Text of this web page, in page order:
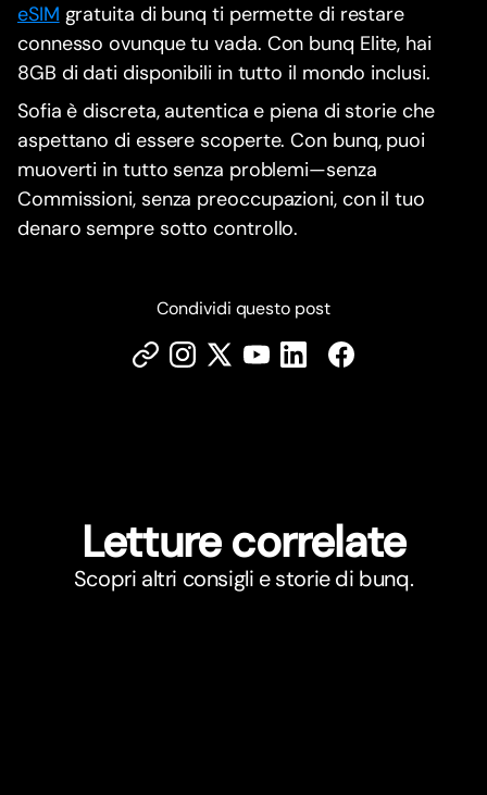
eSIM gratuita di bunq ti permette di restare
connesso ovunque tu vada. Con bunq Elite, hai
8GB di dati disponibili in tutto il mondo inclusi.
Sofia è discreta, autentica e piena di storie che
aspettano di essere scoperte. Con bunq, puoi
muoverti in tutto senza problemi—senza
Commissioni, senza preoccupazioni, con il tuo
denaro sempre sotto controllo.
Condividi questo post
Letture correlate
Scopri altri consigli e storie di bunq.